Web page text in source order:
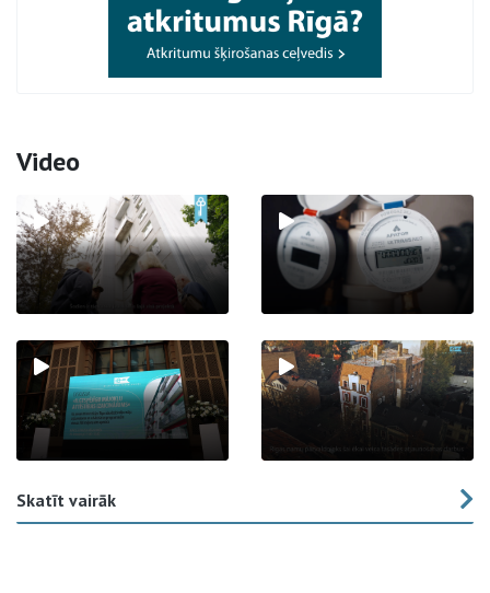
Video
Skatīt vairāk